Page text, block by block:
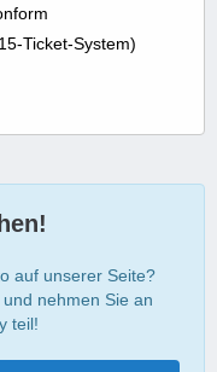
Ticket-System)
auf unserer Seite?
und nehmen Sie an
teil!